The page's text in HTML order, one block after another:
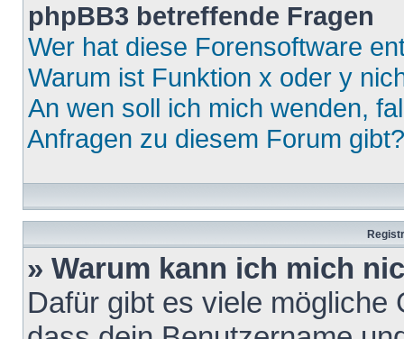
phpBB3 betreffende Fragen
Wer hat diese Forensoftware
Warum ist Funktion x oder y
An wen soll ich mich wenden,
Anfragen zu diesem Forum gibt?
» Warum kann ich mich
Dafür gibt es viele